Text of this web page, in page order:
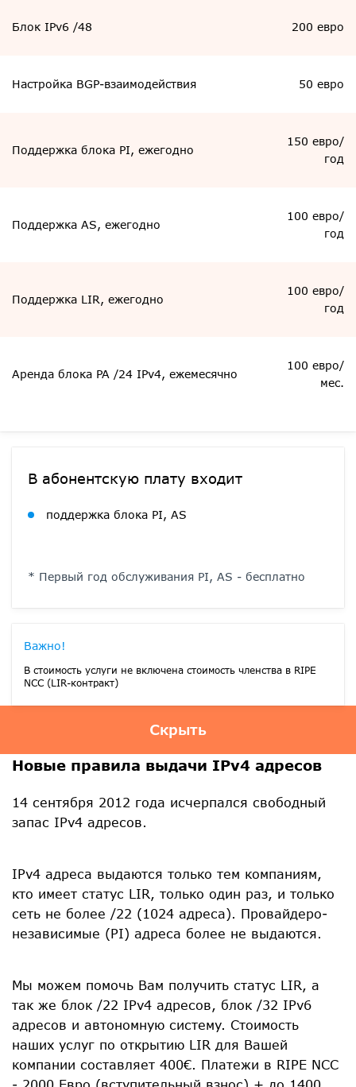
Блок IPv6 /48 200 евро
Настройка BGP-взаимодействия 50 евро
Поддержка блока PI, ежегодно
150 евро/
год
Поддержка AS, ежегодно
100 евро/
год
Поддержка LIR, ежегодно
100 евро/
год
Аренда блока PA /24 IPv4, ежемесячно
100 евро/
мес.
В абонентскую плату входит
поддержка блока PI, AS
* Первый год обслуживания PI, AS - бесплатно
Важно!
В стоимость услуги не включена стоимость членства в RIPE
NCC (LIR-контракт)
Скрыть
Новые правила выдачи IPv4 адресов
14 сентября 2012 года исчерпался свободный
запас IPv4 адресов.
IPv4 адреса выдаются только тем компаниям,
кто имеет статус LIR, только один раз, и только
сеть не более /22 (1024 адреса). Провайдеро-
независимые (PI) адреса более не выдаются.
Мы можем помочь Вам получить статус LIR, а
так же блок /22 IPv4 адресов, блок /32 IPv6
адресов и автономную систему. Стоимость
наших услуг по открытию LIR для Вашей
компании составляет 400€. Платежи в RIPE NCC